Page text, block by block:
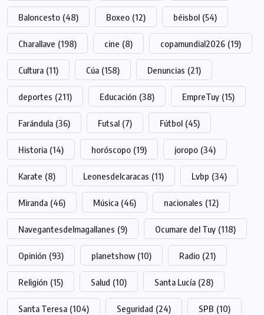
Baloncesto (48) Boxeo (12) béisbol (54)
Charallave (198) cine (8) copamundial2026 (19)
Cultura (11) Cúa (158) Denuncias (21)
deportes (211) Educación (38) EmpreTuy (15)
Farándula (36) Futsal (7) Fútbol (45)
Historia (14) horóscopo (19) joropo (34)
Karate (8) Leonesdelcaracas (11) Lvbp (34)
Miranda (46) Música (46) nacionales (12)
Navegantesdelmagallanes (9) Ocumare del Tuy (118)
Opinión (93) planetshow (10) Radio (21)
Religión (15) Salud (10) Santa Lucía (28)
Santa Teresa (104) Seguridad (24) SPB (10)